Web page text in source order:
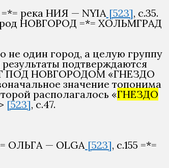
=*= река НИЯ — NYIA [523], с.35.
НОВГОРОД =*= ХОЛЬМГРАД
не один город, а целую группу
подтверждаются
ПОД НОВГОРОДОМ «ГНЕЗДО
значение топонима
располагалось «ГНЕЗДО
[523], с.47.
ОЛЬГА — OLGA [523], с.155 =*=